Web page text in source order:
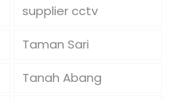
supplier cctv
Taman Sari
Tanah Abang